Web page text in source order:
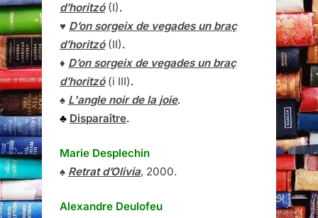
d’horitzó(I).
♥ D’on sorgeix de vegades un braç
d’horitzó(II).
♦ D’on sorgeix de vegades un braç
d’horitzó(i III).
♠ L'angle noir de la joie.
♣ Disparaître.
Marie Desplechin
♠ Retrat d’Olivia, 2000.
Alexandre Deulofeu